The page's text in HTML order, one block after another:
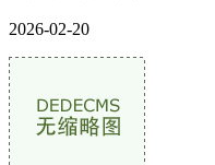
2026-02-20